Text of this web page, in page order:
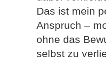
Das ist mein
Anspruch –
ohne das
selbst zu